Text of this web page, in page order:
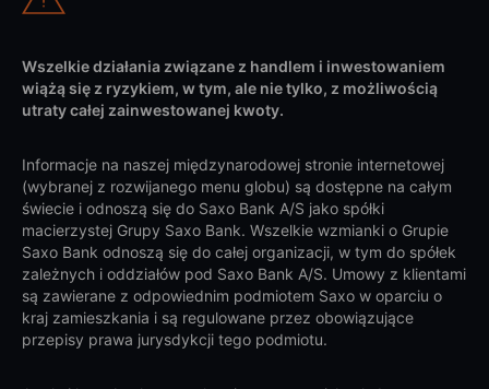
Wszelkie działania związane z handlem i inwestowaniem
wiążą się z ryzykiem, w tym, ale nie tylko, z możliwością
utraty całej zainwestowanej kwoty.
Informacje na naszej międzynarodowej stronie internetowej
(wybranej z rozwijanego menu globu) są dostępne na całym
świecie i odnoszą się do Saxo Bank A/S jako spółki
macierzystej Grupy Saxo Bank. Wszelkie wzmianki o Grupie
Saxo Bank odnoszą się do całej organizacji, w tym do spółek
zależnych i oddziałów pod Saxo Bank A/S. Umowy z klientami
są zawierane z odpowiednim podmiotem Saxo w oparciu o
kraj zamieszkania i są regulowane przez obowiązujące
przepisy prawa jurysdykcji tego podmiotu.